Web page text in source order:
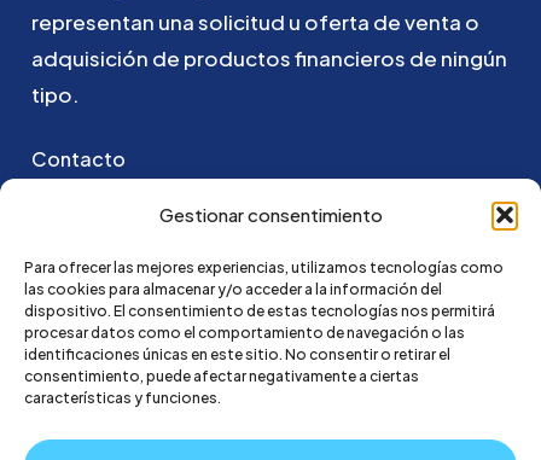
Gestionar consentimiento
Para ofrecer las mejores experiencias, utilizamos tecnologías como
las cookies para almacenar y/o acceder a la información del
dispositivo. El consentimiento de estas tecnologías nos permitirá
procesar datos como el comportamiento de navegación o las
identificaciones únicas en este sitio. No consentir o retirar el
consentimiento, puede afectar negativamente a ciertas
características y funciones.
representan unasolicitud u oferta deventa o
adquisición de productosfinancieros de ningún
tipo.
Contacto
Puedes ponerte en contacto con nosotros
hola@credi4me.com